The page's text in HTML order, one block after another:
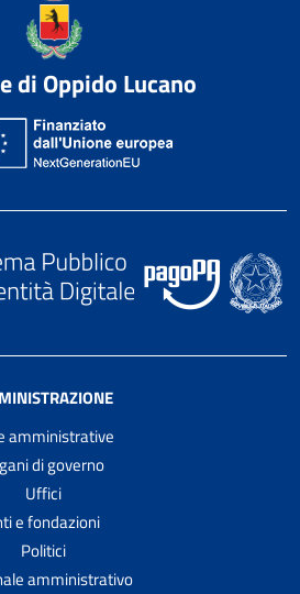
di Oppido Lucano
amministrative
di governo
Uffici
e fondazioni
Politici
amministrativo